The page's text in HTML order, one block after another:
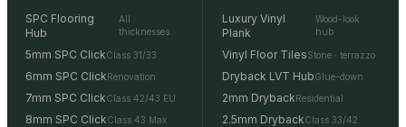
SPC Flooring
Hub
All
thicknesses
5mm SPC ClickClass 31/33
6mm SPC ClickRenovation
7mm SPC ClickClass 42/43 EU
8mm SPC ClickClass 43 Max
Luxury Vinyl
Plank
Wood-look
hub
Vinyl Floor TilesStone · terrazzo
Dryback LVT HubGlue-down
2mm DrybackResidential
2.5mm DrybackClass 33/42